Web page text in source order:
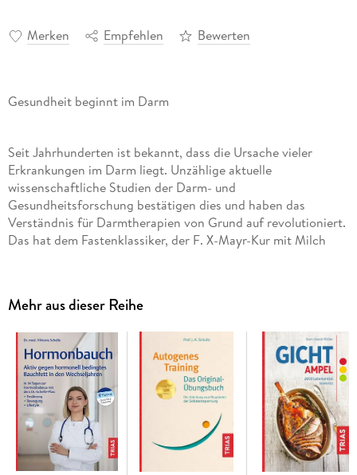
Merken Empfehlen Bewerten
Seit Jahrhunderten ist bekannt, dass die Ursache vieler
Erkrankungen im Darm liegt. Unzählige aktuelle
wissenschaftliche Studien der Darm- und
Gesundheitsforschung bestätigen dies und haben das
Verständnis für Darmtherapien von Grund auf revolutioniert.
Das hat dem Fastenklassiker, der F. X-Mayr-Kur mit Milch
nachhaltig zu regenerieren. Nutzen Sie dieses spannende wie
praktische Buch mit Kurprogramm und über 100 Rezepten
Ihre Milde Ableitungsdiät für zu Hause
Der Darm im Fokus: Erfahren Sie, warum der Darm so
wichtig für unser Immunsystem und unsere Gesundheit ist
Mehr aus dieser Reihe